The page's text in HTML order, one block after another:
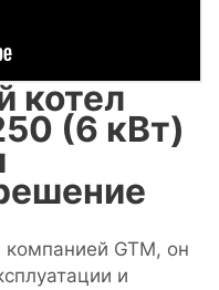
котел
(6 кВт)
компанией GTM, он
и